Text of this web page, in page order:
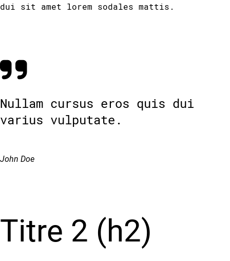
dui sit amet lorem sodales mattis.
Nullam cursus eros quis dui
varius vulputate.
John Doe
Titre 2 (h2)